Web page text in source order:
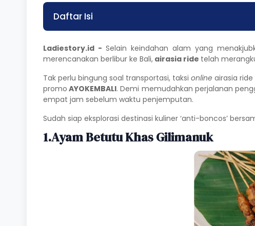
Daftar Isi
Ladiestory.id -Selain keindahan alam yang
merencanakan berlibur ke Bali, airasia ride telah
Tak perlu bingung soal transportasi, taksi online airasia
promo AYOKEMBALI. Demi memudahkan perjalanan
empat jam sebelum waktu penjemputan.
Sudah siap eksplorasi destinasi kuliner ‘anti-boncos’
1.Ayam Betutu Khas Gilimanuk